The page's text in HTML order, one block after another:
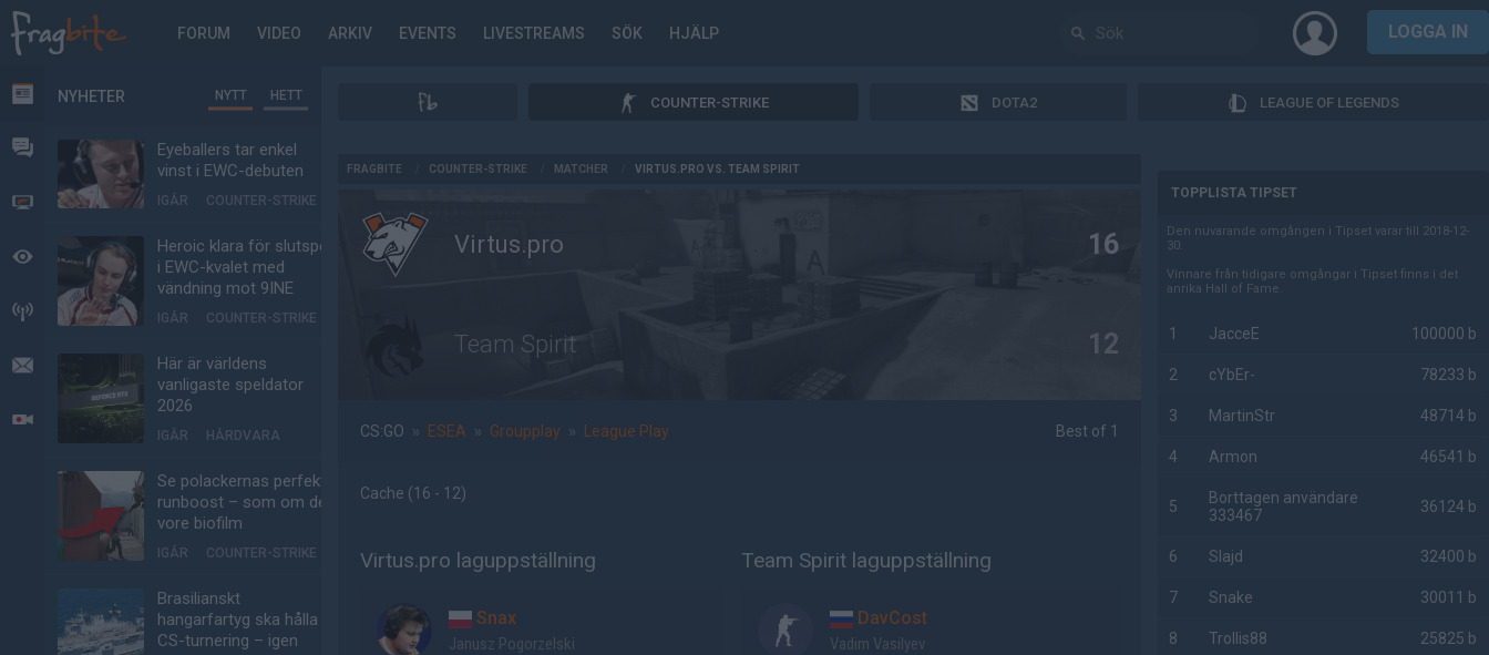
FORUM VIDEO ARKIV EVENTS LIVESTREAMS SÖK HJÄLP LOGGA IN
NYHETER
FORUM
VIDEO
BEVAKAT
HÄNDELSER
LIVESÄNDNINGAR
NYHETER NYTT HETT
Eyeballers tar enkel
vinst i EWC-debuten
IGÅR COUNTER-STRIKE
Heroic klara för slutspel
i EWC-kvalet med
vändning mot 9INE
IGÅR COUNTER-STRIKE
Här är världens
vanligaste speldator
2026
IGÅR HÅRDVARA
Se polackernas perfekta
runboost – som om det
vore biofilm
IGÅR COUNTER-STRIKE
Brasilianskt
hangarfartyg ska hålla
CS-turnering – igen
COUNTER-STRIKE DOTA2 LEAGUE OF LEGENDS
FRAGBITE COUNTER-STRIKE MATCHER VIRTUS.PRO VS. TEAM SPIRIT
Virtus.pro 16
Team Spirit 12
CS:GO » ESEA » Groupplay » League Play Best of 1
Cache (16 - 12)
Virtus.pro laguppställning
Snax
Janusz Pogorzelski
Team Spirit laguppställning
DavCost
Vadim Vasilyev
TOPPLISTA TIPSET
Den nuvarande omgången i Tipset varar till 2018-12-
30.
Vinnare från tidigare omgångar i Tipset finns i det
anrika Hall of Fame.
1 JacceE 100000 b
2 cYbEr- 78233 b
3 MartinStr 48714 b
4 Armon 46541 b
5
Borttagen användare
333467
36124 b
6 Slajd 32400 b
7 Snake 30011 b
8 Trollis88 25825 b